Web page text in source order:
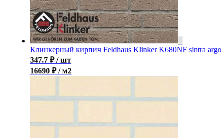
Клинкерный кирпич Feldhaus Klinker K680NF sintra argo
347.7 ₽ / шт
16690 ₽ / м2